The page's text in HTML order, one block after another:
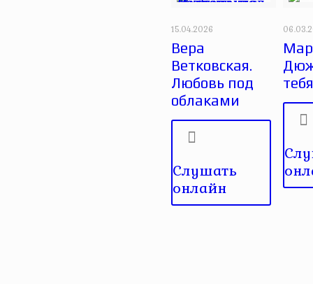
15.04.2026
Вера
Ветковская.
Любовь под
облаками
Слушать
онлайн